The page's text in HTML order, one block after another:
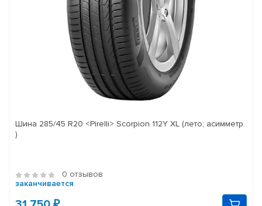
Шина 285/45 R20 <Pirelli> Scorpion 112Y XL (лето; асимметр.
)
0 отзывов
заканчивается